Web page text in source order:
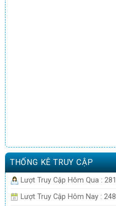
THỐNG KÊ TRUY CẬP
Lượt Truy Cập Hôm Qua : 281
Lượt Truy Cập Hôm Nay : 248